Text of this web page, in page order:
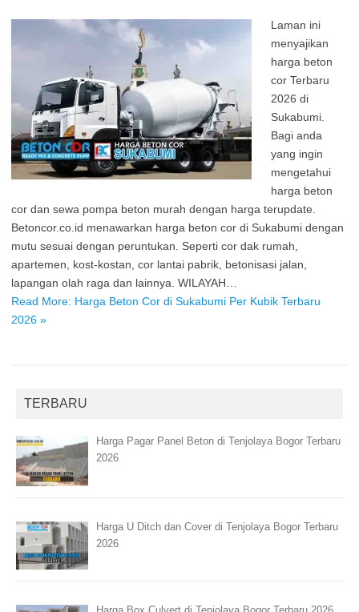
Laman ini
menyajikan
harga beton
cor Terbaru
2026 di
Sukabumi.
Bagi anda
yang ingin
mengetahui
harga beton
cor dan sewa pompa beton murah dengan harga terupdate.
Betoncor.co.id menawarkan harga beton cor di Sukabumi dengan
mutu sesuai dengan peruntukan. Seperti cor dak rumah,
apartemen, kost-kostan, cor lantai pabrik, betonisasi jalan,
lapangan olah raga dan lainnya. WILAYAH…
Read More: Harga Beton Cor di Sukabumi Per Kubik Terbaru
2026 »
TERBARU
Harga Pagar Panel Beton di Tenjolaya Bogor Terbaru
2026
Harga U Ditch dan Cover di Tenjolaya Bogor Terbaru
2026